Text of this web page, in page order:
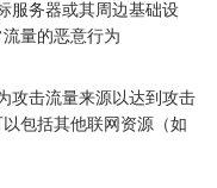
服务器或其周边基础设
量的恶意行为
攻击流量来源以达到攻击
包括其他联网资源（如